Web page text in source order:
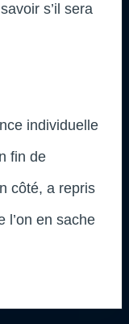
s’il sera
individuelle
fin de
côté, a repris
l’on en sache